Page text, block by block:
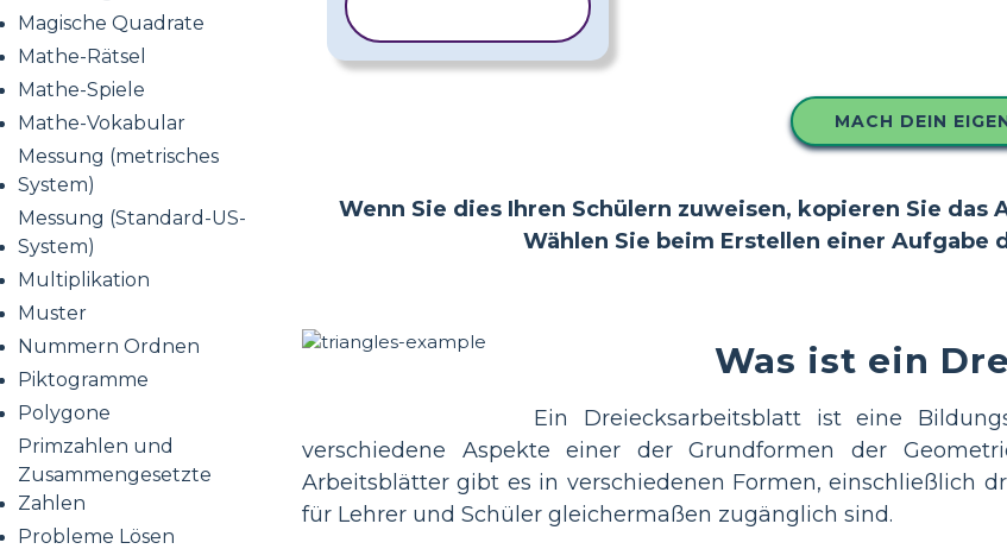
Magische Quadrate
Mathe-Rätsel
Mathe-Spiele
Mathe-Vokabular
Messung (metrisches
System)
Messung (Standard-US-
System)
Multiplikation
Muster
Nummern Ordnen
Piktogramme
Polygone
Primzahlen und
Zusammengesetzte
Zahlen
Probleme Lösen
MACH DEIN
Wenn Sie dies Ihren Schülern zuweisen, kopieren Sie
Wählen Sie beim Erstellen einer Aufgabe
Was ist ein
Ein Dreiecksarbeitsblatt ist eine
verschiedene Aspekte einer der Grundformen der
Arbeitsblätter gibt es in verschiedenen Formen, einschließlich
für Lehrer und Schüler gleichermaßen zugänglich sind.